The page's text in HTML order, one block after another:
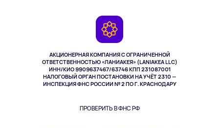
АКЦИОНЕРНАЯ КОМПАНИЯ С ОГРАНИЧЕННОЙ
ОТВЕТСТВЕННОСТЬЮ «ЛАНИАКЕЯ» (LANIAKEA LLC)
ИНН/КИО 9909637467/63746 КПП 231087001
НАЛОГОВЫЙ ОРГАН ПОСТАНОВКИ НА УЧЁТ 2310 —
ИНСПЕКЦИЯ ФНС РОССИИ № 2 ПО Г. КРАСНОДАРУ
ПРОВЕРИТЬ В ФНС РФ
Здоровье питомцев
Одежда и аксессуары